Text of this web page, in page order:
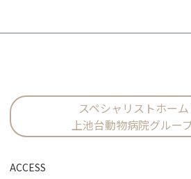
スペシャリストホー
上池台動物病院グルー
ACCESS